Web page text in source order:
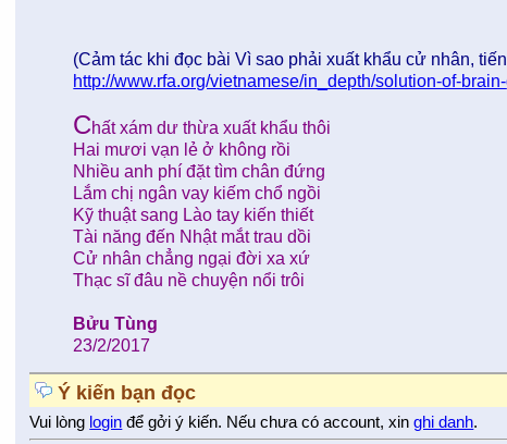
(Cảm tác khi đọc bài Vì sao phải xuất khẩu cử nhân,
http://www.rfa.org/vietnamese/in_depth/solution-of-brain-
Chất xám dư thừa xuất khẩu thôi
Hai mươi vạn lẻ ở không rồi
Nhiều anh phí đặt tìm chân đứng
Lắm chị ngân vay kiếm chổ ngồi
Kỹ thuật sang Lào tay kiến thiết
Tài năng đến Nhật mắt trau dồi
Cử nhân chẳng ngại đời xa xứ
Thạc sĩ đâu nề chuyện nổi trôi
Bửu Tùng
23/2/2017
Ý kiến bạn đọc
Vui lòng login để gởi ý kiến. Nếu chưa có account, xinghi danh.